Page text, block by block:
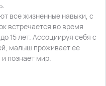
все жизненные навыки, с
встречается во время
15 лет. Ассоциируя себя с
малыш проживает ее
познает мир.